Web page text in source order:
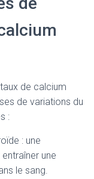
de calcium
de variations du
:
: une
une
le sang.